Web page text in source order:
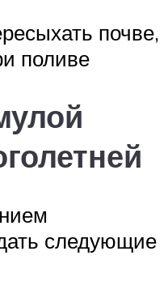
почве,
поливе
следующие